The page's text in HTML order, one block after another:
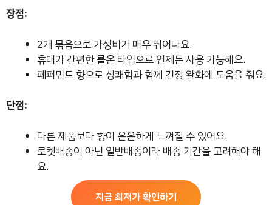
장점:
2개 묶음으로 가성비가 매우 뛰어나요.
휴대가 간편한 롤온 타입으로 언제든 사용 가능해요.
페퍼민트 향으로 상쾌함과 함께 긴장 완화에 도움을 줘요.
단점:
다른 제품보다 향이 은은하게 느껴질 수 있어요.
로켓배송이 아닌 일반배송이라 배송 기간을 고려해야 해
요.
지금 최저가 확인하기